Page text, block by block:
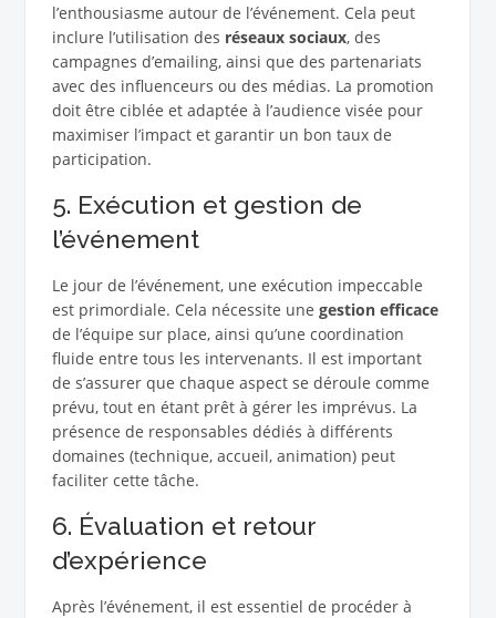
l’enthousiasme autour de l’événement. Cela peut
inclure l’utilisation des réseaux sociaux, des
campagnes d’emailing, ainsi que des partenariats
avec des influenceurs ou des médias. La promotion
doit être ciblée et adaptée à l’audience visée pour
maximiser l’impact et garantir un bon taux de
participation.
5. Exécution et gestion de
l’événement
Le jour de l’événement, une exécution impeccable
est primordiale. Cela nécessite une gestion efficace
de l’équipe sur place, ainsi qu’une coordination
fluide entre tous les intervenants. Il est important
de s’assurer que chaque aspect se déroule comme
prévu, tout en étant prêt à gérer les imprévus. La
présence de responsables dédiés à différents
domaines (technique, accueil, animation) peut
faciliter cette tâche.
6. Évaluation et retour
d’expérience
Après l’événement, il est essentiel de procéder à